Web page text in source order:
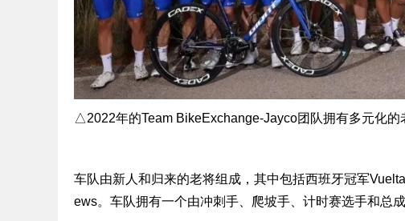
△2022年的Team BikeExchange-Jayco团队拥有多元化
车队由新人和归来的老将组成，其中包括西班牙冠军
ews。车队拥有一个由冲刺手、爬坡手、计时赛选手和总